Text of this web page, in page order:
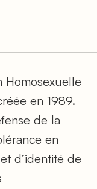
Homosexuelle
en 1989.
de la
en
d’identité de